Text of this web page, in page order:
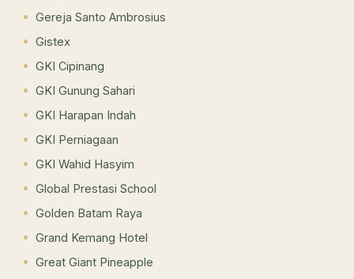
Gereja Santo Ambrosius
Gistex
GKI Cipinang
GKI Gunung Sahari
GKI Harapan Indah
GKI Perniagaan
GKI Wahid Hasyim
Global Prestasi School
Golden Batam Raya
Grand Kemang Hotel
Great Giant Pineapple